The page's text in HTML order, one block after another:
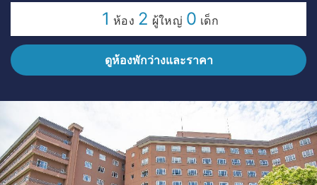
1 ห้อง 2 ผู้ใหญ่ 0 เด็ก
ดูห้องพักว่างและราคา